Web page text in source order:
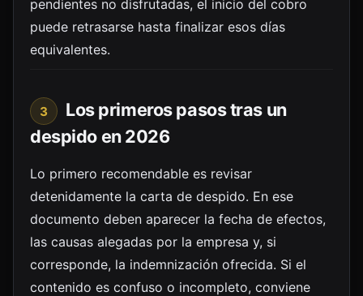
pendientes no disfrutadas, el inicio del cobro
puede retrasarse hasta finalizar esos días
equivalentes.
3
Los primeros pasos tras un
despido en 2026
Lo primero recomendable es revisar
detenidamente la carta de despido. En ese
documento deben aparecer la fecha de efectos,
las causas alegadas por la empresa y, si
corresponde, la indemnización ofrecida. Si el
contenido es confuso o incompleto, conviene